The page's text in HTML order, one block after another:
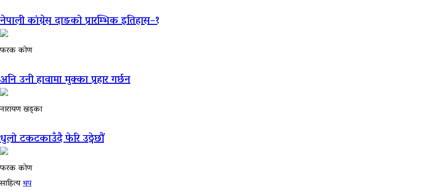
नेपाली कांग्रेस दाङको प्रारम्भिक इतिहास–१
फरक कोण
अनि उनी हावामा मुक्का प्रहार गर्छन
नारायण खड्का
धुलो टकटकाउँदै फेरि उठ्नेछौं
फरक कोण
साहित्यथप